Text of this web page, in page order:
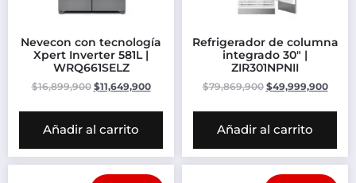
Nevecon con tecnología
Xpert Inverter 581L |
WRQ661SELZ
$16,899,900 $11,649,900
Añadir al carrito
Refrigerador de columna
integrado 30″ |
ZIR301NPNII
$79,869,900 $49,999,900
Añadir al carrito